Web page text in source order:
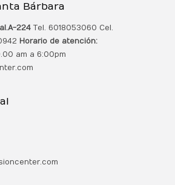
Bárbara
A-224 Tel. 6018053060 Cel.
Horario de atención:
am a 6:00pm